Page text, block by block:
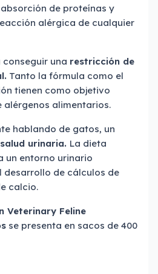
de proteínas y
alérgica de cualquier
una restricción de
Tanto la fórmula como el
tienen como objetivo
alérgenos alimentarios.
hablando de gatos, un
urinaria. La dieta
un entorno urinario
de cálculos de
calcio.
Veterinary Feline
se presenta en sacos de 400